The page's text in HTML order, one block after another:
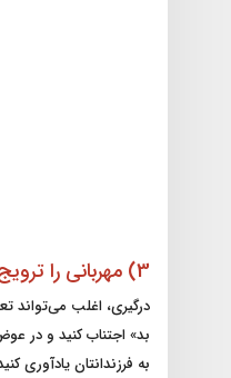
3) مهربانی را ترویج کنید
درگیری، اغلب می‌تواند
بد» اجتناب کنید و در
به فرزندانتان